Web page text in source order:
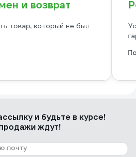
и возврат
товар, который не был
и будьте в курсе!
ждут!